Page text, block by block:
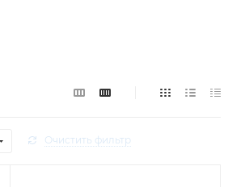
Очистить фильтр